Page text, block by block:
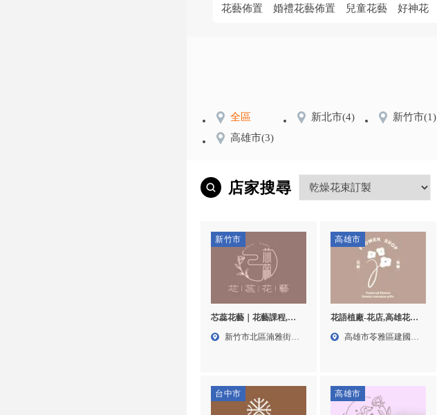
花藝佈置
婚禮花藝佈置 兒童花藝 好神花
全區 新北市(4) 新竹市(1)
高雄市(3)
店家搜尋
新竹市
芯蕊花藝｜花藝課程,花
禮設計,新竹花藝課程,北
新竹市北區湳雅街
高雄市
花語植廠-花店,高雄花店,
苓雅區花店
高雄市苓雅區建國一
台中市 高雄市